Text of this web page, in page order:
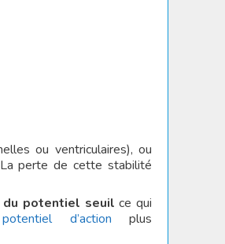
ou ventriculaires), ou
perte de cette stabilité
du potentiel seuil ce qui
potentiel d’action plus